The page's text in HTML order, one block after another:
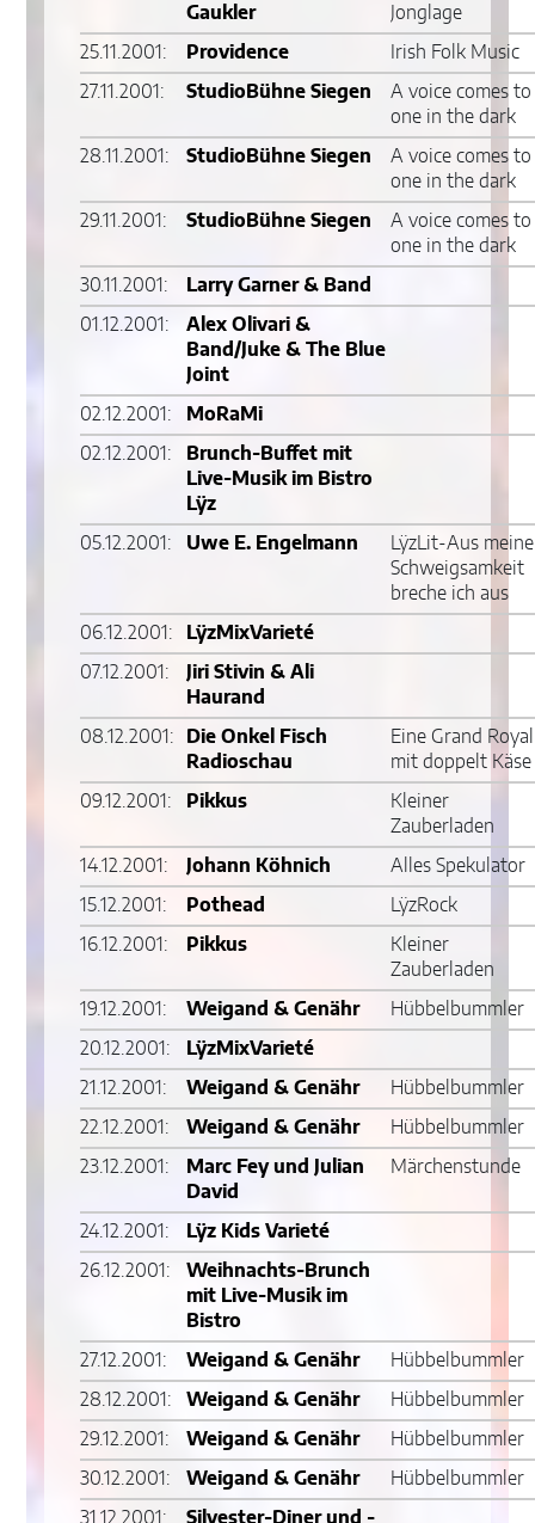
Gaukler
Jonglage
25.11.2001: Providence Irish Folk Music
27.11.2001: StudioBühne Siegen
A voice comes to
one in the dark
28.11.2001: StudioBühne Siegen
A voice comes to
one in the dark
29.11.2001: StudioBühne Siegen
A voice comes to
one in the dark
30.11.2001: Larry Garner & Band
01.12.2001:
Alex Olivari &
Band/Juke & The Blue
Joint
02.12.2001: MoRaMi
02.12.2001:
Brunch-Buffet mit
Live-Musik im Bistro
Lÿz
05.12.2001: Uwe E. Engelmann
LÿzLit-Aus
Schweigsamkeit
breche ich aus
06.12.2001: LÿzMixVarieté
07.12.2001:
Jiri Stivin & Ali
Haurand
08.12.2001:
Die Onkel Fisch
Radioschau
Eine Grand Royal
mit doppelt Käse
09.12.2001: Pikkus
Kleiner
Zauberladen
14.12.2001: Johann Köhnich Alles Spekulator
15.12.2001: Pothead LÿzRock
16.12.2001: Pikkus
Kleiner
Zauberladen
19.12.2001: Weigand & Genähr Hübbelbummler
20.12.2001: LÿzMixVarieté
21.12.2001: Weigand & Genähr Hübbelbummler
22.12.2001: Weigand & Genähr Hübbelbummler
23.12.2001:
Marc Fey und Julian
David
Märchenstunde
24.12.2001: Lÿz Kids Varieté
26.12.2001:
Weihnachts-Brunch
mit Live-Musik im
Bistro
27.12.2001: Weigand & Genähr Hübbelbummler
28.12.2001: Weigand & Genähr Hübbelbummler
29.12.2001: Weigand & Genähr Hübbelbummler
30.12.2001: Weigand & Genähr Hübbelbummler
31.12.2001: Silvester-Diner und -